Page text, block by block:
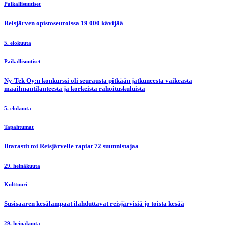
Paikallisuutiset
Reisjärven opistoseuroissa 19 000 kävijää
5. elokuuta
Paikallisuutiset
Ny-Tek Oy:n konkurssi oli seurausta pitkään jatkuneesta vaikeasta
maailmantilanteesta ja korkeista rahoituskuluista
5. elokuuta
Tapahtumat
Iltarastit toi Reisjärvelle rapiat 72 suunnistajaa
29. heinäkuuta
Kulttuuri
Susisaaren kesälampaat ilahduttavat reisjärvisiä jo toista kesää
29. heinäkuuta